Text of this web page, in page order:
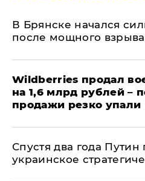
В Брянске начался
после мощного взрыва
​Wildberries продал
на 1,6 млрд рублей –
продажи резко упали
Спустя два года Путин
украинское